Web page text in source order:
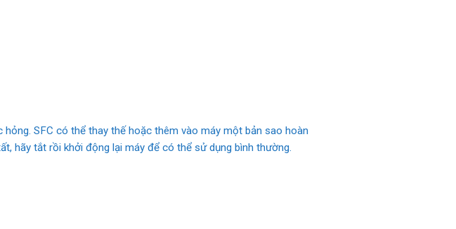
SFC có thể thay thế hoặc thêm vào máy một bản sao hoàn
hãy tắt rồi khởi động lại máy để có thể sử dụng bình thường.